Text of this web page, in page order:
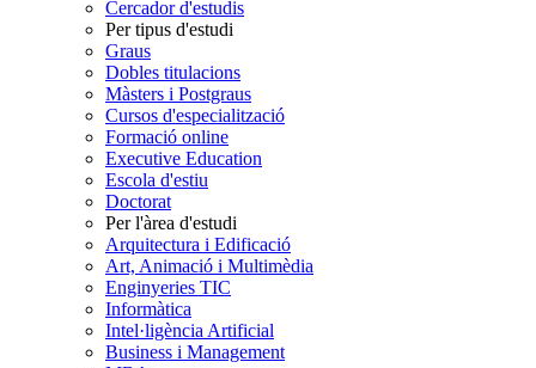
Cercador d'estudis
Per tipus d'estudi
Graus
Dobles titulacions
Màsters i Postgraus
Cursos d'especialització
Formació online
Executive Education
Escola d'estiu
Doctorat
Per l'àrea d'estudi
Arquitectura i Edificació
Art, Animació i Multimèdia
Enginyeries TIC
Informàtica
Intel·ligència Artificial
Business i Management